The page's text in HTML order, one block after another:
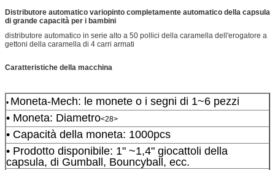
Distributore automatico variopinto completamente automatico della capsula
di grande capacità per i bambini
distributore automatico in serie alto a 50 pollici della caramella dell'erogatore a
gettoni della caramella di 4 carri armati
Caratteristiche della macchina
• Moneta-Mech: le monete o i segni di 1~6 pezzi
• Moneta: Diametro<28>
• Capacità della moneta: 1000pcs
• Prodotto disponibile: 1" ~1,4" giocattoli della
capsula, di Gumball, Bouncyball, ecc.